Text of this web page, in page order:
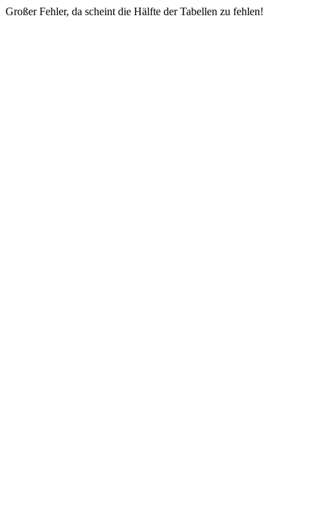
Großer Fehler, da scheint die Hälfte der Tabellen zu fehlen!